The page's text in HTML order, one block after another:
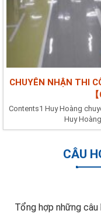
CHUYÊN NHẬN THI
Contents1 Huy Hoàng
Huy
CÂU
Tổng hợp những